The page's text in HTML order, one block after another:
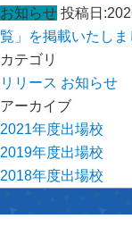
お知らせ 投稿日
覧」を掲載いたしま
カテゴリ
リリース お知らせ
アーカイブ
2021年度出場校
2019年度出場校
2018年度出場校